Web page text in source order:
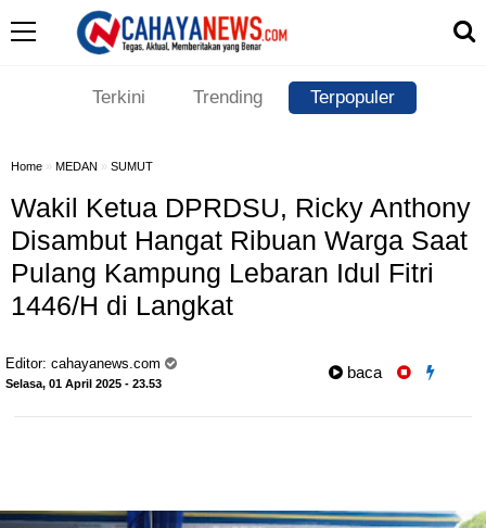
Terkini Trending Terpopuler
Home » MEDAN » SUMUT
Wakil Ketua DPRDSU, Ricky Anthony
Disambut Hangat Ribuan Warga Saat
Pulang Kampung Lebaran Idul Fitri
1446/H di Langkat
Editor: cahayanews.com
Selasa, 01 April 2025 - 23.53
baca